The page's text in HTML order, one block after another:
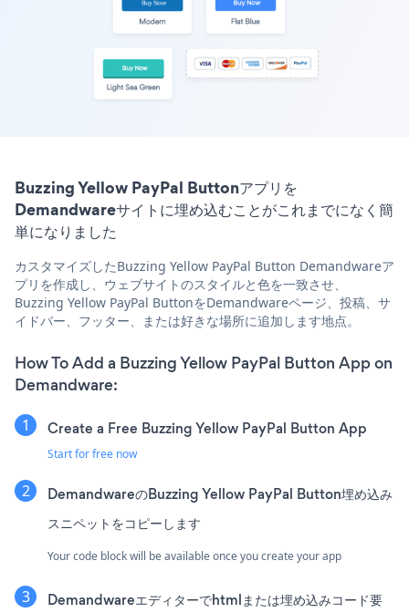
Buzzing Yellow PayPal Buttonアプリを
Demandwareサイトに埋め込むことがこれまでになく簡
単になりました
カスタマイズしたBuzzing Yellow PayPal Button Demandwareア
プリを作成し、ウェブサイトのスタイルと色を一致させ、
Buzzing Yellow PayPal ButtonをDemandwareページ、投稿、サ
イドバー、フッター、または好きな場所に追加します地点。
How To Add a Buzzing Yellow PayPal Button App on
Demandware:
Create a Free Buzzing Yellow PayPal Button App
Start for free now
DemandwareのBuzzing Yellow PayPal Button埋め込み
スニペットをコピーします
Your code block will be available once you create your app
Demandwareエディターでhtmlまたは埋め込みコード要